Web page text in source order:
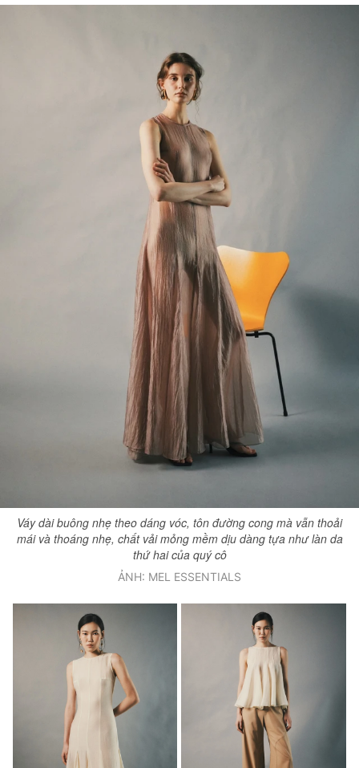
Váy dài buông nhẹ theo dáng vóc, tôn đường cong mà vẫn thoải
mái và thoáng nhẹ, chất vải mỏng mềm dịu dàng tựa như làn da
thứ hai của quý cô
ẢNH: MEL ESSENTIALS